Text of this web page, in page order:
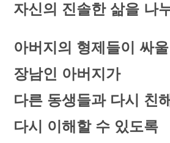
자신의 진솔한 삶을 나
아버지의 형제들이 싸울
장남인 아버지가
다른 동생들과 다시 친
다시 이해할 수 있도록